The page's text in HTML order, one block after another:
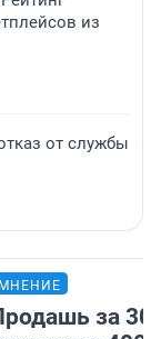
из
от службы
МНЕНИЕ
за